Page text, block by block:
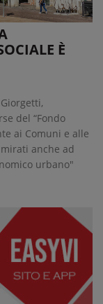
È
del “Fondo
ai Comuni e alle
anche ad
urbano"